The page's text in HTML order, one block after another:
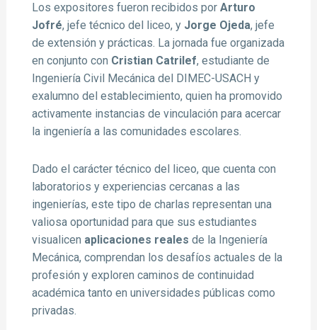
Los expositores fueron recibidos por Arturo
Jofré, jefe técnico del liceo, y Jorge Ojeda, jefe
de extensión y prácticas. La jornada fue organizada
en conjunto con Cristian Catrilef, estudiante de
Ingeniería Civil Mecánica del DIMEC-USACH y
exalumno del establecimiento, quien ha promovido
activamente instancias de vinculación para acercar
la ingeniería a las comunidades escolares.
Dado el carácter técnico del liceo, que cuenta con
laboratorios y experiencias cercanas a las
ingenierías, este tipo de charlas representan una
valiosa oportunidad para que sus estudiantes
visualicen aplicaciones reales de la Ingeniería
Mecánica, comprendan los desafíos actuales de la
profesión y exploren caminos de continuidad
académica tanto en universidades públicas como
privadas.